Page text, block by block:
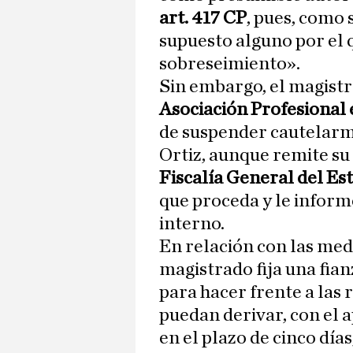
art. 417 CP, pues,
supuesto alguno por el
sobreseimiento».
Sin embargo, el
Asociación Profesional
de suspender
Ortiz, aunque remite su
Fiscalía General del
que proceda y le
interno.
En relación con las
magistrado fija una
para hacer frente a las
puedan derivar, con el
en el plazo de cinco